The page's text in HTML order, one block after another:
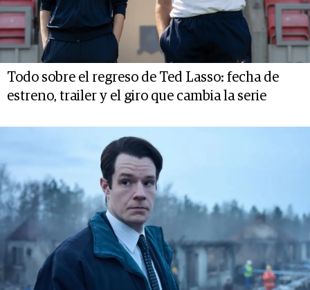
Todo sobre el regreso de Ted Lasso: fecha de
estreno, trailer y el giro que cambia la serie